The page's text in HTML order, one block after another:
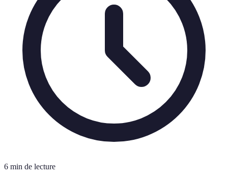
6 min de lecture